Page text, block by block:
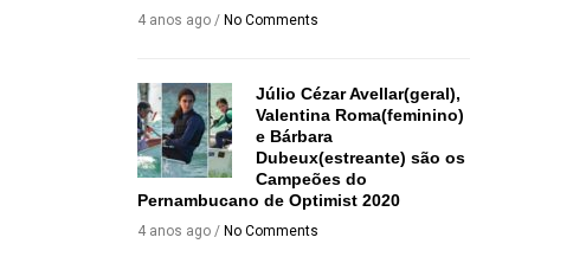
4 anos ago /No Comments
Júlio Cézar Avellar(geral),
Valentina Roma(feminino)
e Bárbara
Dubeux(estreante) são os
Campeões do
Pernambucano de Optimist 2020
4 anos ago /No Comments